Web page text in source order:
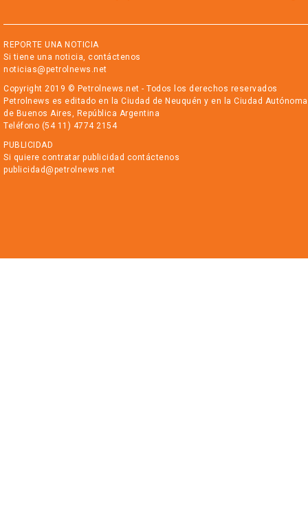
REPORTE UNA NOTICIA
Si tiene una noticia, contáctenos
noticias@petrolnews.net
Copyright 2019 © Petrolnews.net - Todos los derechos reservados
Petrolnews es editado en la Ciudad de Neuquén y en la Ciudad Autónoma
de Buenos Aires, República Argentina
Teléfono (54 11) 4774 2154
PUBLICIDAD
Si quiere contratar publicidad contáctenos
publicidad@petrolnews.net